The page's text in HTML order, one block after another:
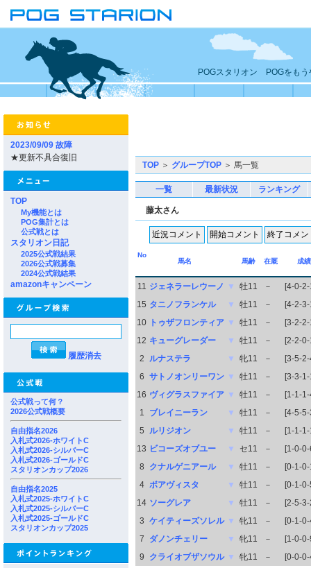
POGスタリオン POGをもう
2023/09/09 故障
★更新不具合復旧
TOP
My機能とは
POG集計とは
公式戦とは
スタリオン日記
2025公式戦結果
2026公式戦募集
2024公式戦結果
amazonキャンペーン
履歴消去
公式戦って何？
2026公式戦概要
自由指名2026
入札式2026-ホワイトC
入札式2026-シルバーC
入札式2026-ゴールドC
スタリオンカップ2026
自由指名2025
入札式2025-ホワイトC
入札式2025-シルバーC
入札式2025-ゴールドC
スタリオンカップ2025
TOP ＞ グループTOP ＞ 馬一覧
一覧 最新状況 ランキング
藤太さん
No
馬名
馬齢 在厩 成績
11 ジェネラーレウーノ ▼ 牡11 －
[4-0-
15 タニノフランケル ▼ 牡11 －
[4-2-
10
トゥザフロンティア ▼ 牡11 －
[3-2-
12 キューグレーダー ▼ 牡11 －
[2-2-
2 ルナステラ ▼ 牝11 －
[3-5-
6 サトノオンリーワン ▼ 牡11 －
[3-3-
16 ヴィグラスファイア ▼ 牡11 －
[1-1-
1
ブレイニーラン ▼ 牡11 －
[4-5-
5 ルリジオン ▼ 牡11 －
[1-1-
13 ビコーズオブユー ▼ セ11 －
[1-0-
8
クナルゲニアール ▼ 牡11 －
[0-1-
4 ボアヴィスタ ▼ 牡11 －
[0-1-
14 ソーグレア ▼ 牡11 －
[2-5-
3 ケイティーズソレル ▼ 牝11 －
[0-1-
7
ダノンチェリー ▼ 牝11 －
[1-0-
9
クライオブザソウル ▼ 牝11 － [0-0-